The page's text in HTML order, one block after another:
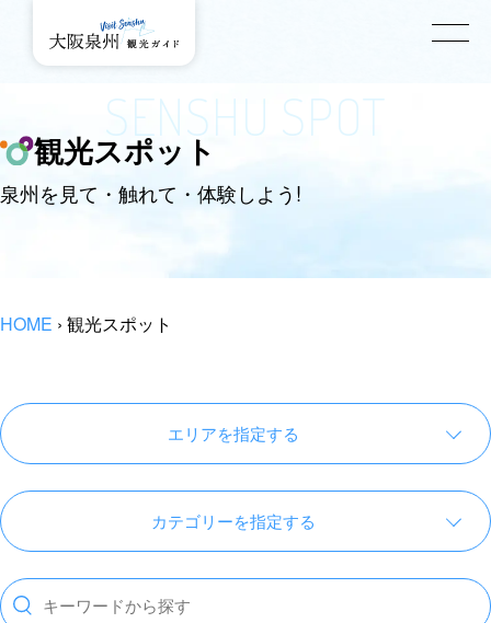
SENSHU SPOT
観光スポット
泉州を見て・触れて・体験しよう!
HOME › 観光スポット
エリアを指定する
カテゴリーを指定する